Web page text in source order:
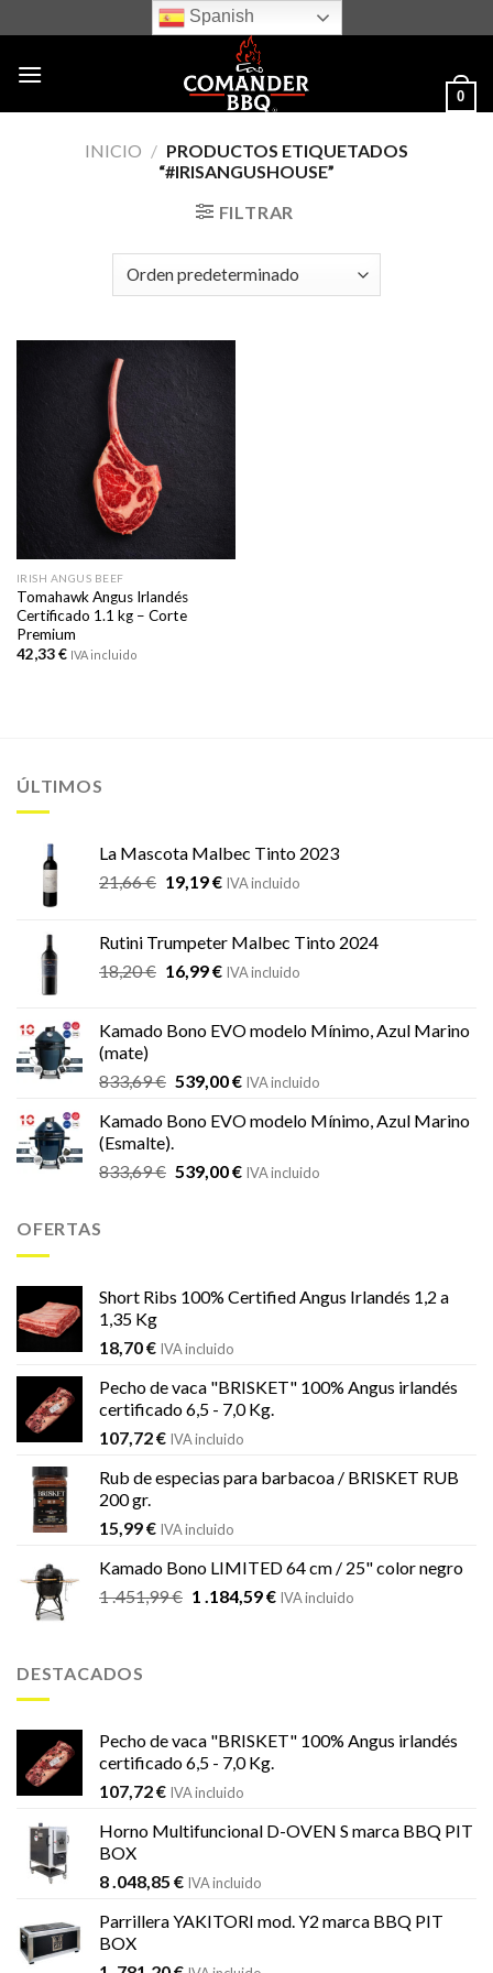
to
content
Spanish
0
INICIO / PRODUCTOS ETIQUETADOS
“#IRISANGUSHOUSE”
FILTRAR
IRISH ANGUS BEEF
Tomahawk Angus Irlandés
Certificado 1.1 kg – Corte
Premium
42,33€ IVA incluido
ÚLTIMOS
La Mascota Malbec Tinto 2023
21,66€ El
era:
21,66 €.
19,19€El
es:
19,19 €.
IVA incluido
Rutini Trumpeter Malbec Tinto 2024
18,20€ El
era:
16,99€El
es:
IVA incluido
Kamado Bono EVO modelo Mínimo, Azul Marino
(mate)
833,69€ El
original
era:
833,69 €.
539,00€El
actual
539,00 €.
IVA incluido
Kamado Bono EVO modelo Mínimo, Azul Marino
(Esmalte).
833,69€ El
539,00€ElIVA incluido
OFERTAS
Short Ribs 100% Certified Angus Irlandés 1,2 a
1,35 Kg
18,70€ IVA incluido
Pecho de vaca "BRISKET" 100% Angus irlandés
certificado 6,5 - 7,0 Kg.
107,72€ IVA incluido
Rub de especias para barbacoa / BRISKET RUB
200 gr.
15,99€ IVA incluido
Kamado Bono LIMITED 64 cm / 25" color negro
1 .451,99€ El
1 .184,59€ElIVA incluido
DESTACADOS
Pecho de vaca "BRISKET" 100% Angus irlandés
certificado 6,5 - 7,0 Kg.
107,72€ IVA incluido
Horno Multifuncional D-OVEN S marca BBQ PIT
BOX
8 .048,85 € IVA incluido
Parrillera YAKITORI mod. Y2 marca BBQ PIT
BOX